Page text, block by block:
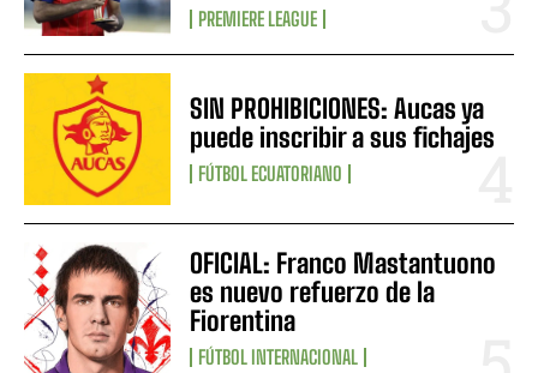
PREMIERE LEAGUE
SIN PROHIBICIONES: Aucas ya
puede inscribir a sus fichajes
FÚTBOL ECUATORIANO
OFICIAL: Franco Mastantuono
es nuevo refuerzo de la
Fiorentina
FÚTBOL INTERNACIONAL